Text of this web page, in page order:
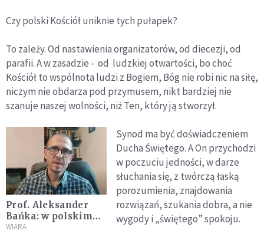
Czy polski Kościół uniknie tych pułapek?
To zależy. Od nastawienia organizatorów, od diecezji, od
parafii. A w zasadzie - od ludzkiej otwartości, bo choć
Kościół to wspólnota ludzi z Bogiem, Bóg nie robi nic na siłę,
niczym nie obdarza pod przymusem, nikt bardziej nie
szanuje naszej wolności, niż Ten, który ją stworzył.
Prof. Aleksander
Bańka: w polskim
Kościele istnieją
WIARA
Synod ma być doświadczeniem
Ducha Świętego. A On przychodzi
w poczuciu jedności, w darze
słuchania się, z twórczą łaską
porozumienia, znajdowania
rozwiązań, szukania dobra, a nie
wygody i „świętego” spokoju.